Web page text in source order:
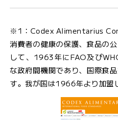
※1：Codex Alimentarius
消費者の健康の保護、食品の
して、1963年にFAO及び
な政府間機関であり、国際食
す。我が国は1966年より加盟